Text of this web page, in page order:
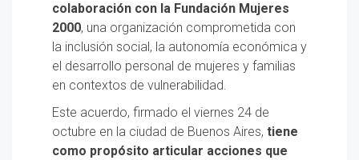
colaboración con la Fundación Mujeres
2000, una organización comprometida con
la inclusión social, la autonomía económica y
el desarrollo personal de mujeres y familias
en contextos de vulnerabilidad.
Este acuerdo, firmado el viernes 24 de
octubre en la ciudad de Buenos Aires, tiene
como propósito articular acciones que